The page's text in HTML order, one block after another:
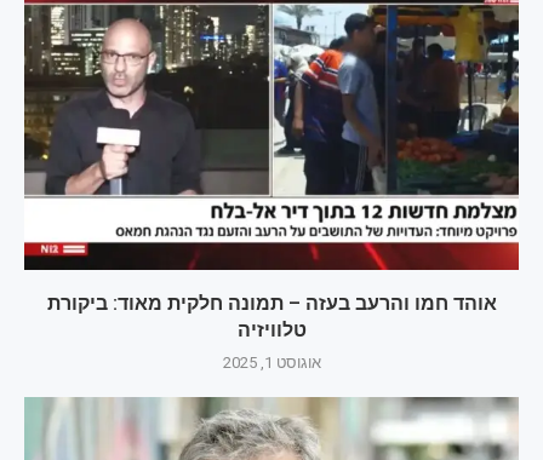
אוהד חמו והרעב בעזה – תמונה חלקית מאוד: ביקורת
טלוויזיה
אוגוסט 1, 2025